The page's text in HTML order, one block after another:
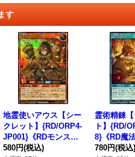
す
地霊使いアウス【シー
クレット】{RD/ORP4-
JP001}《RDモンスタ
ー》
580円(税込)
霊術精錬
ト】{RD/
8}《RD魔法
780円(税込)